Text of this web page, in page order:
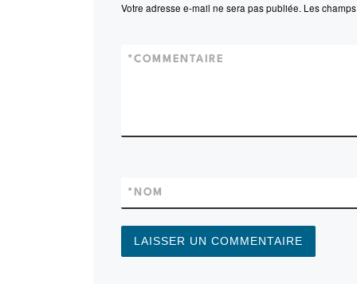
Votre adresse e-mail ne sera pas publiée. Les
COMMENTAIRE
*
NOM
*